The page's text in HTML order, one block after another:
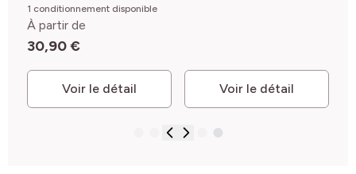
1 conditionnement disponible
À partir de
30,90 €
Voir le détail Voir le détail